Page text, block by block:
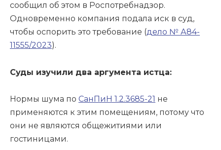
сообщил об этом в Роспотребнадзор.
Одновременно компания подала иск в суд,
чтобы оспорить это требование (дело № А84-
11555/2023).
Суды изучили два аргумента истца:
Нормы шума по СанПиН 1.2.3685-21 не
применяются к этим помещениям, потому что
они не являются общежитиями или
гостиницами.